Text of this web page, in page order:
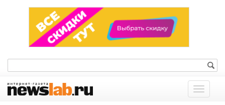
Показать
меню